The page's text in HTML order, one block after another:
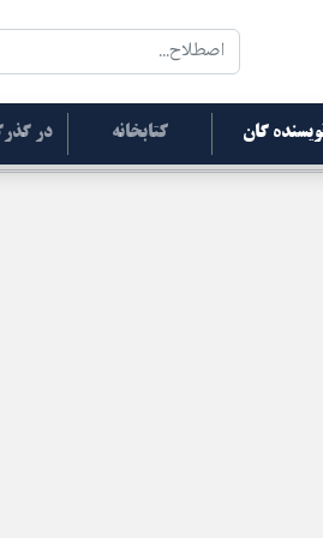
گان کتابخانه در